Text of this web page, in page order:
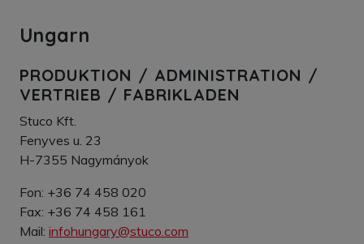
Ungarn
PRODUKTION / ADMINISTRATION /
VERTRIEB / FABRIKLADEN
Stuco Kft.
Fenyves u. 23
H-7355 Nagymányok
Fon: +36 74 458 020
Fax: +36 74 458 161
Mail: infohungary@stuco.com